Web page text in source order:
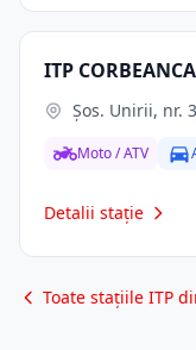
ITP
Şos. Unirii, nr.
Moto / ATV
Detalii stație
Toate stațiile ITP